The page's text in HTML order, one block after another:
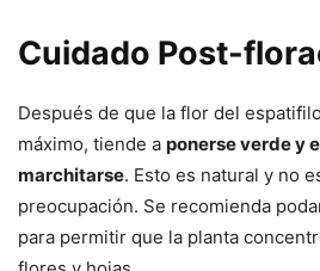
Cuidado Post-
Después de que la flor del
máximo, tiende a ponerse verde y
marchitarse. Esto es natural y no
preocupación. Se recomienda
para permitir que la planta